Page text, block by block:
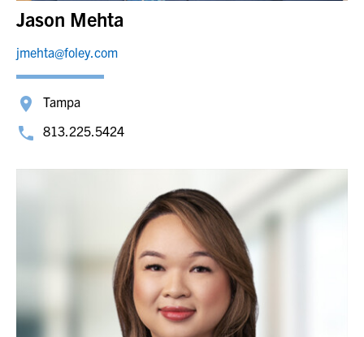
Jason Mehta
jmehta@foley.com
Tampa
813.225.5424